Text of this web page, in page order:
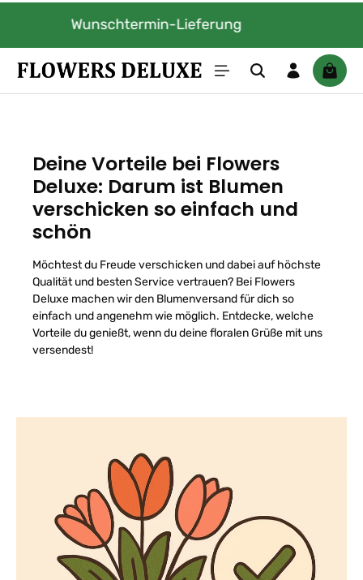
Zum Hauptinhalt springenInklusive Gratis Grußkarte
Deine Vorteile bei Flowers
Deluxe: Darum ist Blumen
verschicken so einfach und
schön
Möchtest du Freude verschicken und dabei auf höchste
Qualität und besten Service vertrauen? Bei Flowers
Deluxe machen wir den Blumenversand für dich so
einfach und angenehm wie möglich. Entdecke, welche
Vorteile du genießt, wenn du deine floralen Grüße mit uns
versendest!